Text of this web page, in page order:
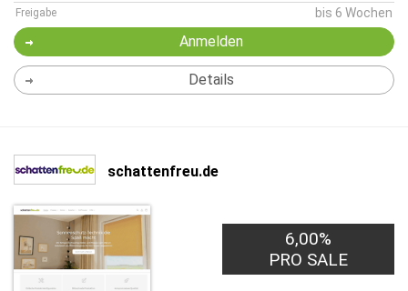
Freigabe bis 6 Wochen
Anmelden
Details
schattenfreu.de
6,00%
PRO SALE